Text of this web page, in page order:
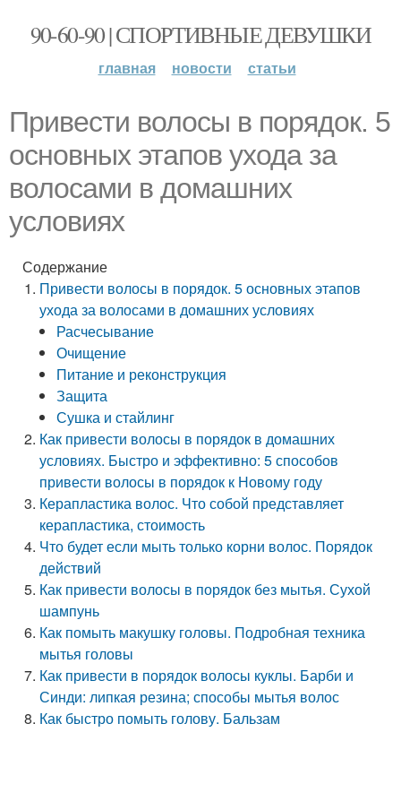
90-60-90 | СПОРТИВНЫЕ ДЕВУШКИ
главная новости статьи
Привести волосы в порядок. 5
основных этапов ухода за
волосами в домашних
условиях
Содержание
Привести волосы в порядок. 5 основных этапов
ухода за волосами в домашних условиях
Расчесывание
Очищение
Питание и реконструкция
Защита
Сушка и стайлинг
Как привести волосы в порядок в домашних
условиях. Быстро и эффективно: 5 способов
привести волосы в порядок к Новому году
Керапластика волос. Что собой представляет
керапластика, стоимость
Что будет если мыть только корни волос. Порядок
действий
Как привести волосы в порядок без мытья. Сухой
шампунь
Как помыть макушку головы. Подробная техника
мытья головы
Как привести в порядок волосы куклы. Барби и
Синди: липкая резина; способы мытья волос
Как быстро помыть голову. Бальзам